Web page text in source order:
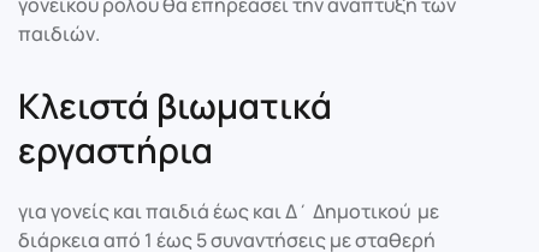
παιδιών.
Κλειστά βιωματικά
εργαστήρια
για γονείς και παιδιά έως και Δ΄ Δημοτικού με
διάρκεια από 1 έως 5 συναντήσεις με σταθερή